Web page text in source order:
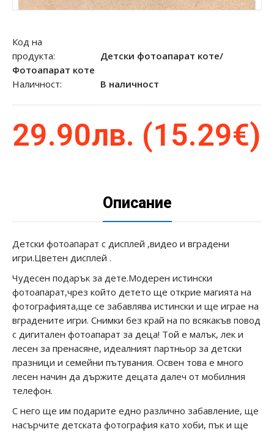
Код на
продукта:
Детски фотоапарат коте/
Фотоапарат коте
Наличност:
В наличност
29.90лв. (15.29€)
Описание
Детски фотоапарат с дисплей ,видео и вградени
игри.Цветен дисплей .
Чудесен подарък за дете.Модерен истински
фотоапарат,чрез който детето ще открие магията на
фотографията,ще се забавлява истински и ще играе на
вградените игри. Снимки без край на по всякакъв повод
с дигитален фотоапарат за деца! Той е малък, лек и
лесен за пренасяне, идеалният партньор за детски
празници и семейни пътувания. Освен това е много
лесен начин да държите децата далеч от мобилния
телефон.
С него ще им подарите едно различно забавление, ще
насърчите детската фотография като хоби, пък и ще